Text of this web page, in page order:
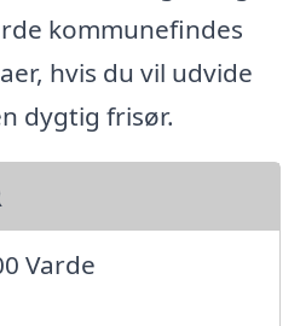
kommunefindes
hvis du vil udvide
dygtig frisør.
Varde